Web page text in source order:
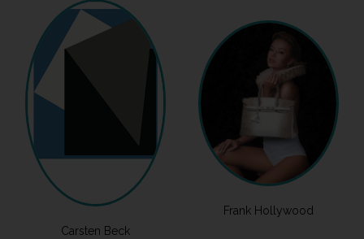
Carsten Beck
Frank Hollywood